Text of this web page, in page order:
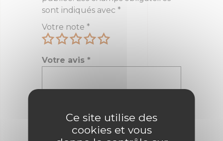
sont indiqués avec *
Votre note *
Votre avis *
*Ce site utilise des
cookies et vous